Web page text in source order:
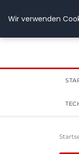
Wir verwenden